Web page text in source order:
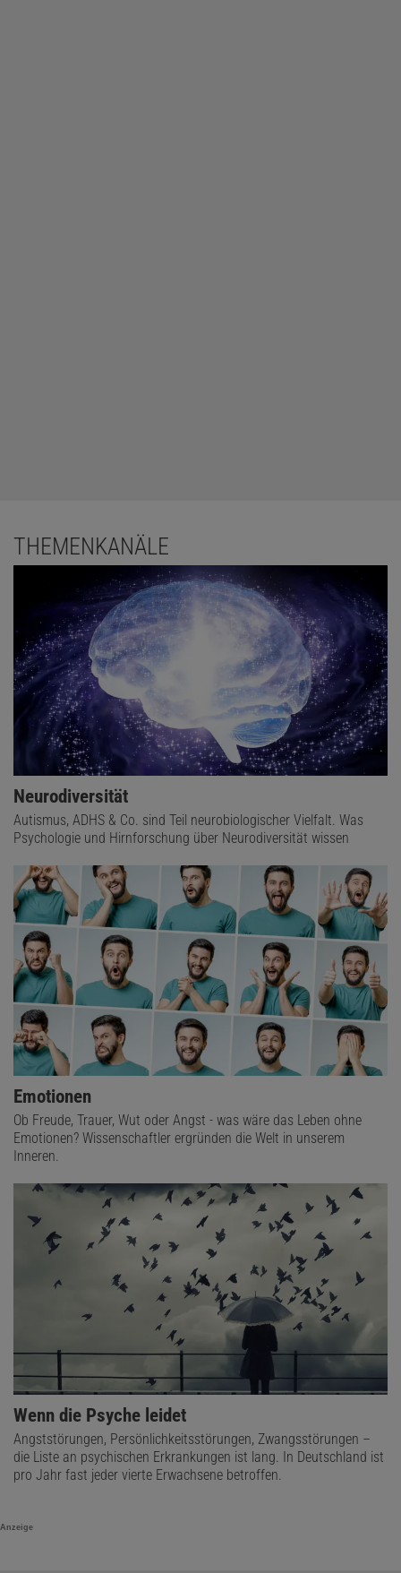
THEMENKANÄLE
Neurodiversität
Autismus, ADHS & Co. sind Teil neurobiologischer Vielfalt. Was
Psychologie und Hirnforschung über Neurodiversität wissen
Emotionen
Ob Freude, Trauer, Wut oder Angst - was wäre das Leben ohne
Emotionen? Wissenschaftler ergründen die Welt in unserem
Inneren.
Wenn die Psyche leidet
Angststörungen, Persönlichkeitsstörungen, Zwangsstörungen –
die Liste an psychischen Erkrankungen ist lang. In Deutschland ist
pro Jahr fast jeder vierte Erwachsene betroffen.
Anzeige